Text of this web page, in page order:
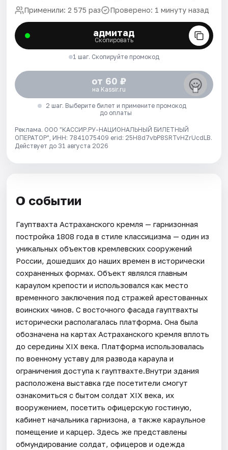
Применили: 2 575 раз Проверено: 1 минуту назад
адмитад
Скопировать
1 шаг. Скопируйте промокод
от 60 ₽
на Kassir.ru
2 шаг. Выберите билет и примените промокод
до оплаты
Реклама. ООО "КАССИР.РУ-НАЦИОНАЛЬНЫЙ БИЛЕТНЫЙ
ОПЕРАТОР", ИНН: 7841075409 erid: 25H8d7vbP8SRTvHZrUcdLB.
Действует до 31 августа 2026
О событии
Гауптвахта Астраханского кремля — гарнизонная
постройка 1808 года в стиле классицизма — один из
уникальных объектов кремлевских сооружений
России, дошедших до наших времен в исторически
сохраненных формах. Объект являлся главным
караулом крепости и использовался как место
временного заключения под стражей арестованных
воинских чинов. С восточного фасада гауптвахты
исторически располагалась платформа. Она была
обозначена на картах Астраханского кремля вплоть
до середины XIX века. Платформа использовалась
по военному уставу для развода караула и
ограничения доступа к гауптвахте.Внутри здания
расположена выставка где посетители смогут
ознакомиться с бытом солдат XIX века, их
вооружением, посетить офицерскую гостиную,
кабинет начальника гарнизона, а также караульное
помещение и карцер. Здесь же представлены
обмундирование солдат, офицеров и одежда